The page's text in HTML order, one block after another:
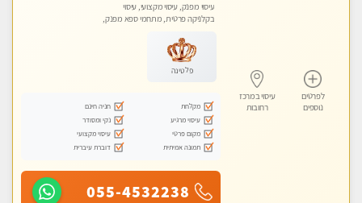
לפרטים
נוספים
עיסוי במרכז
רחובות
עיסוי מפנק, עיסוי מקצועי, עיסוי
בקלניקה פרטית, מתחמי ספא מפנק,
פלטינה
מקלחת
חניה חינם
עיסוי מרגיע
נקי ומסודר
מקום פרטי
עיסוי מקצועי
תמונה אמיתית
דוברת עיברית
055-4532238